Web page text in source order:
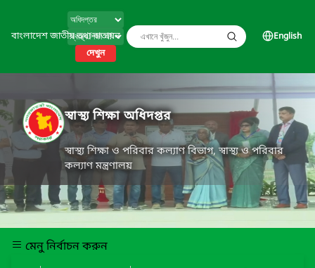
বাংলাদেশ জাতীয় তথ্য বাতায়ন
দেখুন
English
স্বাস্থ্য শিক্ষা অধিদপ্তর
স্বাস্থ্য শিক্ষা ও পরিবার কল্যাণ বিভাগ, স্বাস্থ্য ও পরিবার
কল্যাণ মন্ত্রণালয়
মেনু নির্বাচন করুন